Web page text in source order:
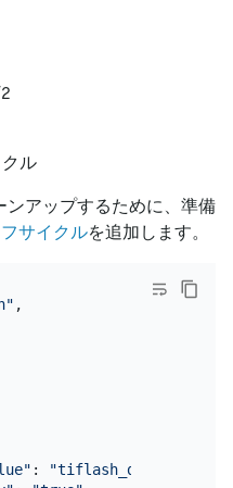
ル
アップするために、準備
サイクルを追加します。
: "tiflash_deleted"